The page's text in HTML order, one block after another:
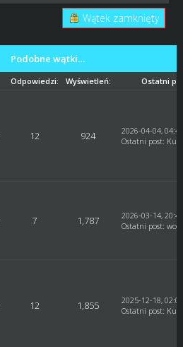
Wątek zamknięty
Podobne wątki…
Odpowiedzi: Wyświetleń: Ostatni
12 924
2026-04-04,
Ostatni post: Kusy
7 1,787
2026-03-14,
Ostatni post:
12 1,855
2025-12-18,
Ostatni post: Kusy